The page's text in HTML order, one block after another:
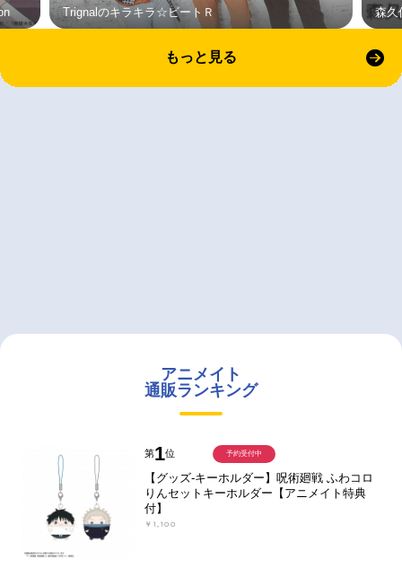
Trignalのキラキラ☆ビートＲ 森久
もっと見る
アニメイト
通販ランキング
第1位
【グッズ-キーホルダー】呪術廻戦 ふわコロ
りんセットキーホルダー【アニメイト特典
付】
￥1,100
予約受付中